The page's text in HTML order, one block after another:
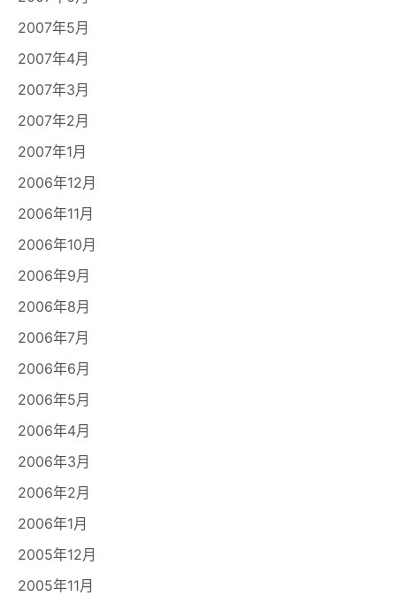
2007年5月
2007年4月
2007年3月
2007年2月
2007年1月
2006年12月
2006年11月
2006年10月
2006年9月
2006年8月
2006年7月
2006年6月
2006年5月
2006年4月
2006年3月
2006年2月
2006年1月
2005年12月
2005年11月